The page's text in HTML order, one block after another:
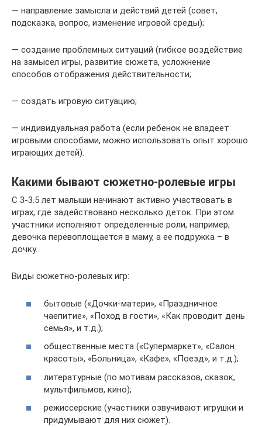
— направление замысла и действий детей (совет,
подсказка, вопрос, изменение игровой среды);
— создание проблемных ситуаций (гибкое воздействие
на замысел игры, развитие сюжета, усложнение
способов отображения действительности;
— создать игровую ситуацию;
— индивидуальная работа (если ребенок не владеет
игровыми способами, можно использовать опыт хорошо
играющих детей).
Какими бывают сюжетно-ролевые игры
С 3-3.5 лет малыши начинают активно участвовать в
играх, где задействовано несколько деток. При этом
участники исполняют определенные роли, например,
девочка перевоплощается в маму, а ее подружка – в
дочку.
Виды сюжетно-ролевых игр:
бытовые («Дочки-матери», «Праздничное
чаепитие», «Поход в гости», «Как проводит день
семья», и т.д.);
общественные места («Супермаркет», «Салон
красоты», «Больница», «Кафе», «Поезд», и т.д.);
литературные (по мотивам рассказов, сказок,
мультфильмов, кино);
режиссерские (участники озвучивают игрушки и
придумывают для них сюжет).